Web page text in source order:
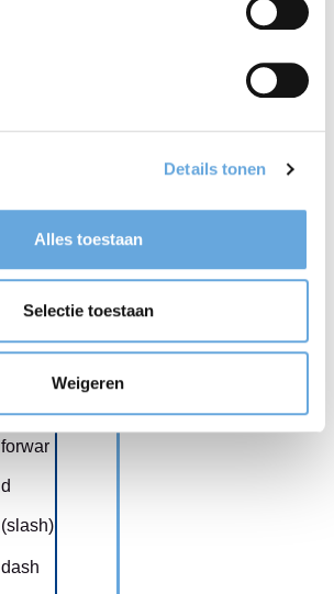
Details tonen
Alles toestaan
Selectie toestaan
Weigeren
addre
ss
'at'-
forwar
d
(slash)
dash